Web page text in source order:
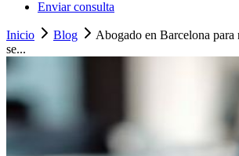
Enviar consulta
Inicio Blog
Abogado en Barcelona para
se...